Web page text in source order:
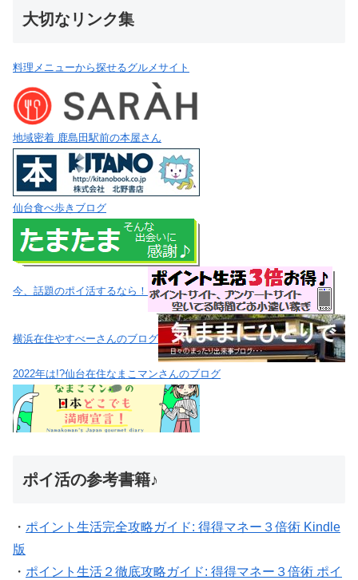
大切なリンク集
料理メニューから探せるグルメサイト
地域密着 鹿島田駅前の本屋さん
仙台食べ歩きブログ
今、話題のポイ活するなら！
横浜在住やすべーさんのブログ
2022年は!?仙台在住なまこマンさんのブログ
ポイ活の参考書籍♪
・ ポイント生活完全攻略ガイド: 得得マネー３倍術 Kindle
版
・ ポイント生活２徹底攻略ガイド: 得得マネー３倍術 ポイ